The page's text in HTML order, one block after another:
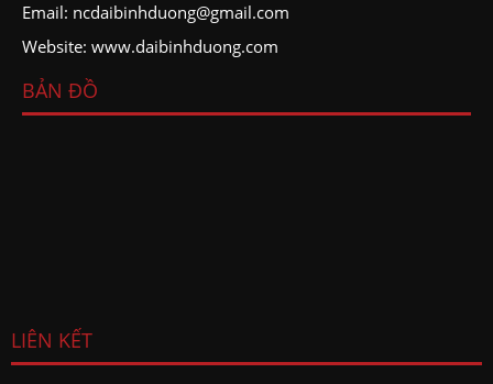
Email: ncdaibinhduong@gmail.com
Website: www.daibinhduong.com
BẢN ĐỒ
LIÊN KẾT